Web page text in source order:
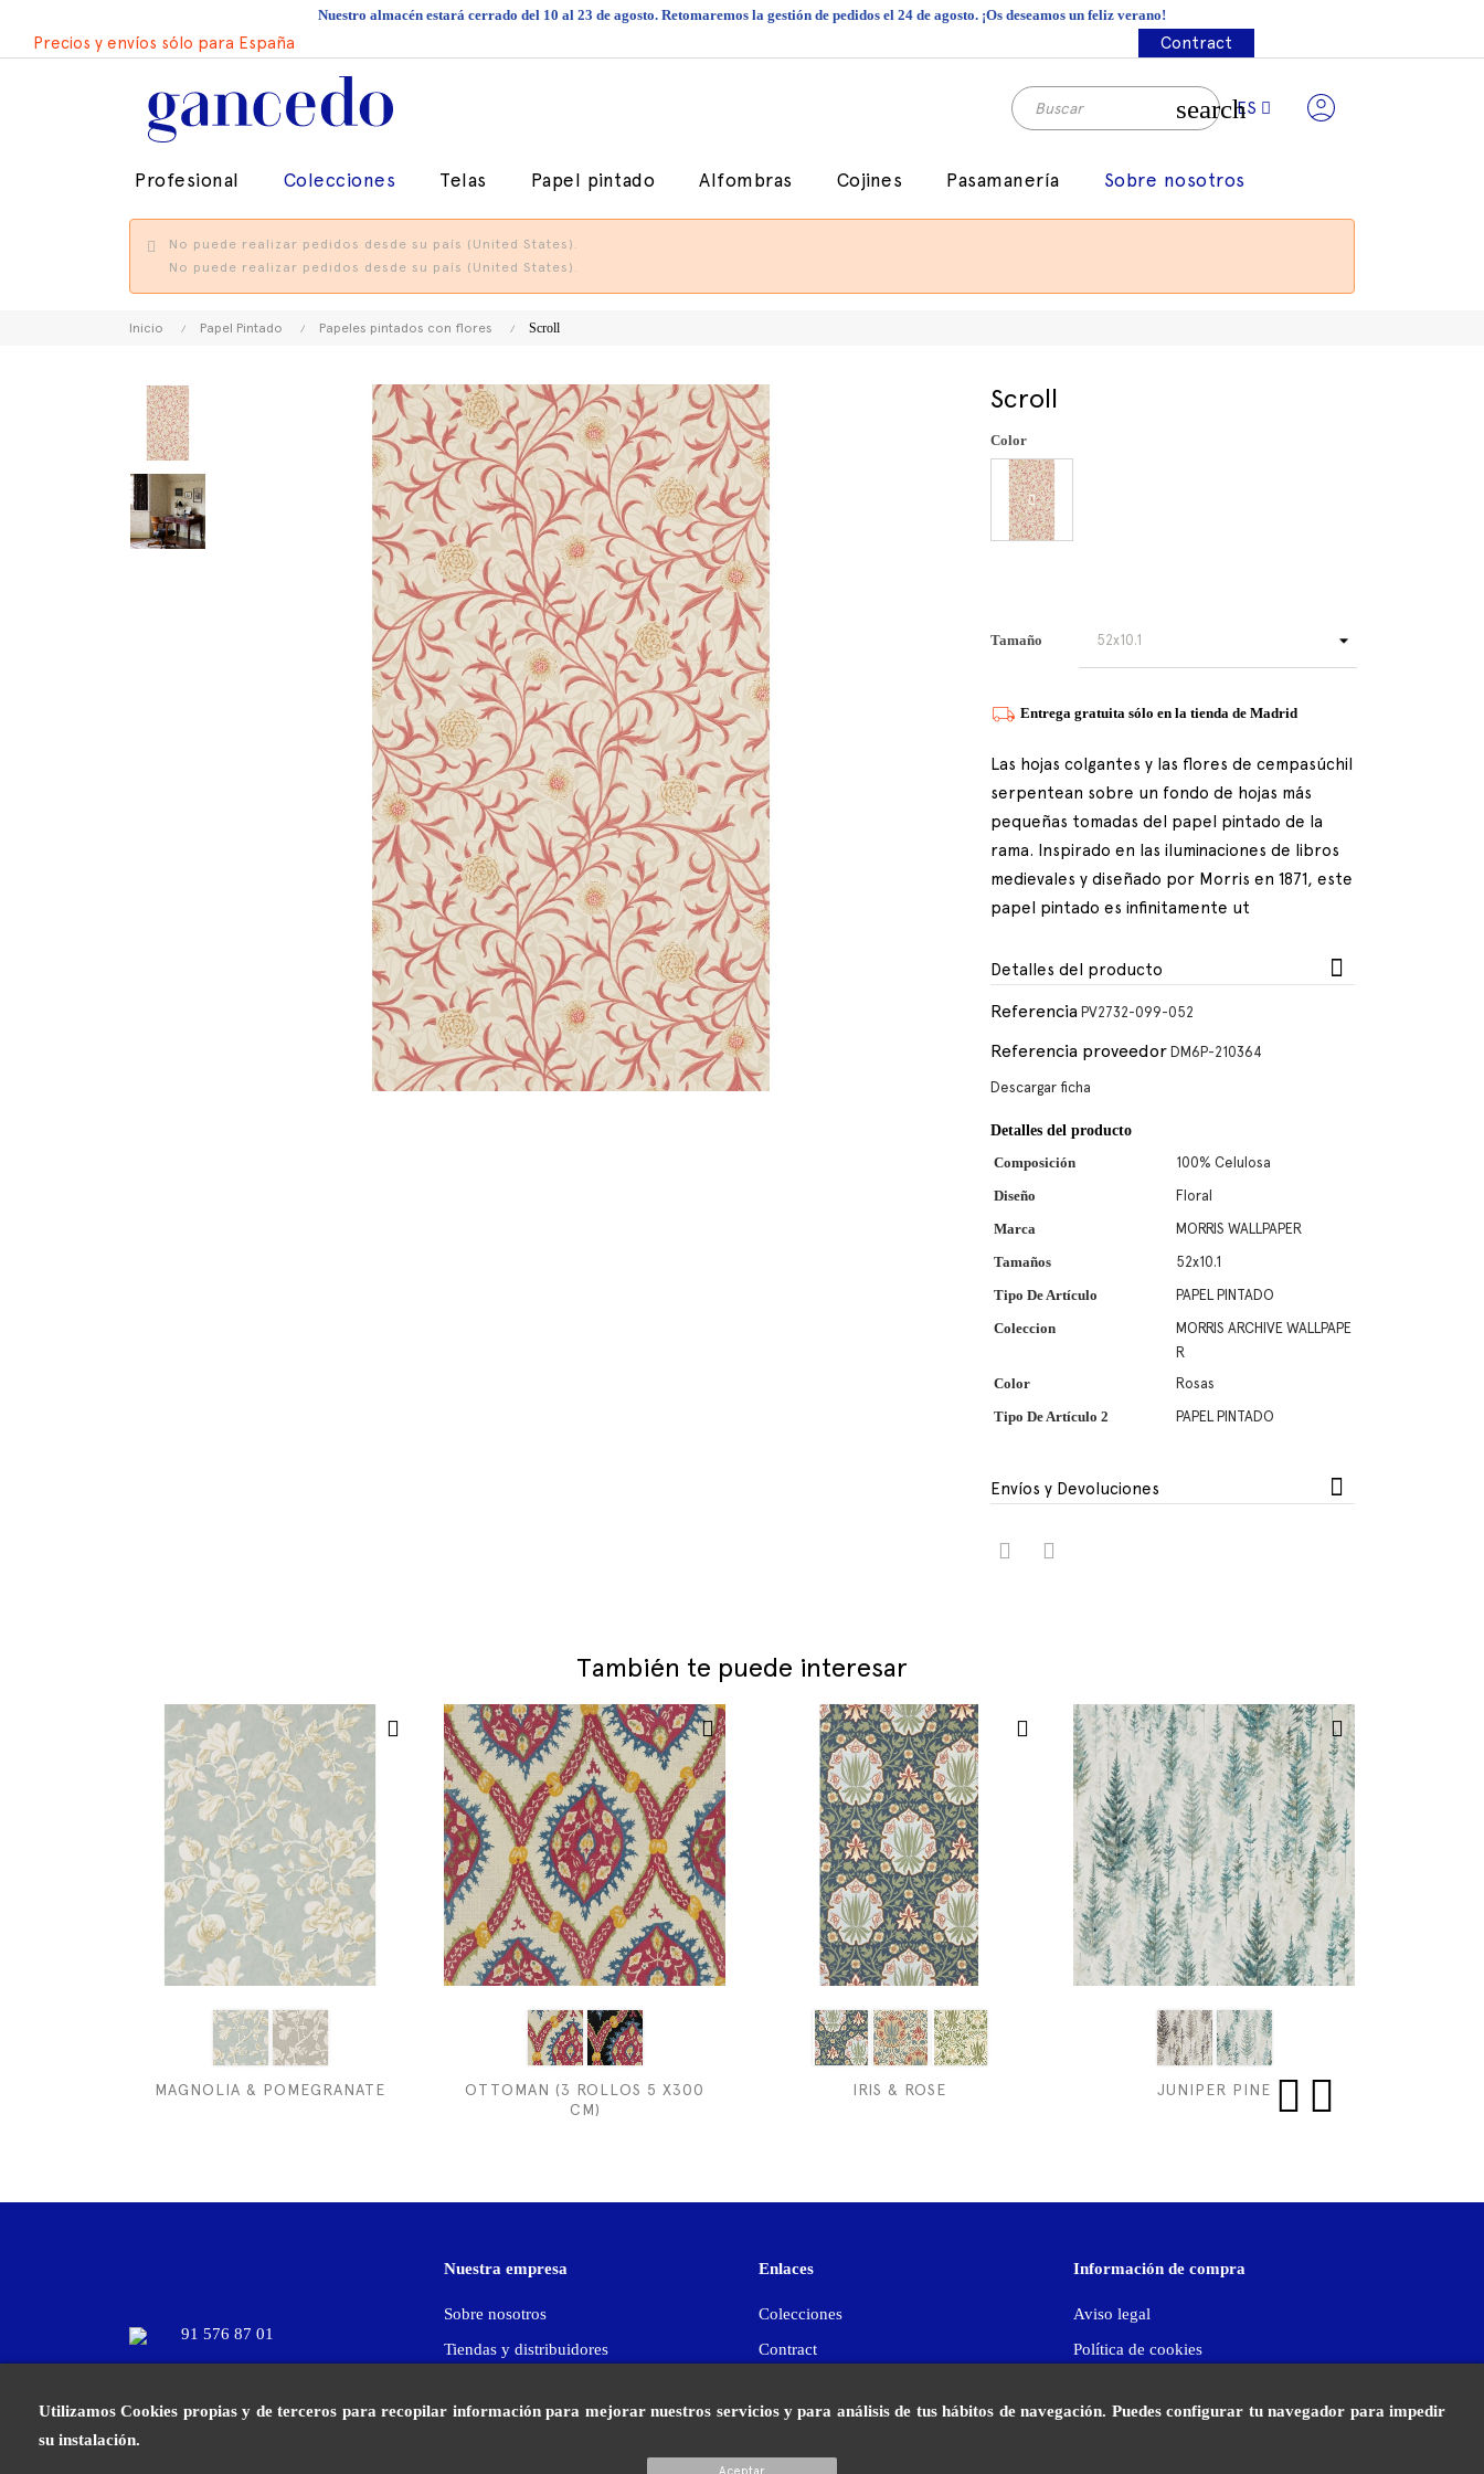
Utilizamos Cookies propias y de terceros para recopilar información para mejorar nuestros servicios y para análisis de tus hábitos de navegación. Puedes configurar tu navegador para impedir
su instalación.
Nuestro almacén estará cerrado del 10 al 23 de agosto. Retomaremos la gestión de pedidos el 24 de agosto. ¡Os deseamos un feliz verano!
Precios y envíos sólo para España Contract
searchES
Profesional Colecciones Telas Papel pintado Alfombras Cojines Pasamanería Sobre nosotros
No puede realizar pedidos desde su país (United States).
No puede realizar pedidos desde su país (United States).
Inicio Papel Pintado Papeles pintados con flores Scroll
Scroll
Color
Tamaño
Entrega gratuita sólo en la tienda de Madrid
Las hojas colgantes y las flores de cempasúchil
serpentean sobre un fondo de hojas más
pequeñas tomadas del papel pintado de la
rama. Inspirado en las iluminaciones de libros
medievales y diseñado por Morris en 1871, este
papel pintado es infinitamente ut
Detalles del producto
Referencia PV2732-099-052
Referencia proveedor DM6P-210364
Descargar ficha
Detalles del producto
Composición
100% Celulosa
Diseño
Floral
Marca
MORRIS WALLPAPER
Tamaños
52x10.1
Tipo De Artículo
PAPEL PINTADO
Coleccion
MORRIS ARCHIVE WALLPAPE
R
Color
Rosas
Tipo De Artículo 2
PAPEL PINTADO
Envíos y Devoluciones
También te puede interesar
MAGNOLIA & POMEGRANATE
OTTOMAN (3 ROLLOS 5 X300
CM)
IRIS & ROSE JUNIPER PINE
91 576 87 01
Nuestra empresa
Sobre nosotros
Tiendas y distribuidores
Blog
Enlaces
Colecciones
Contract
Firmas internacionales
Mapa del sitio
Información de compra
Aviso legal
Política de cookies
Condiciones generales